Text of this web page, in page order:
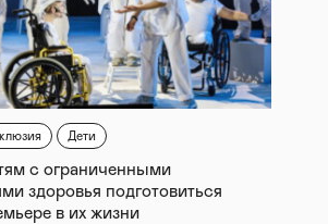
Дети
с ограниченными
здоровья подготовиться
в их жизни